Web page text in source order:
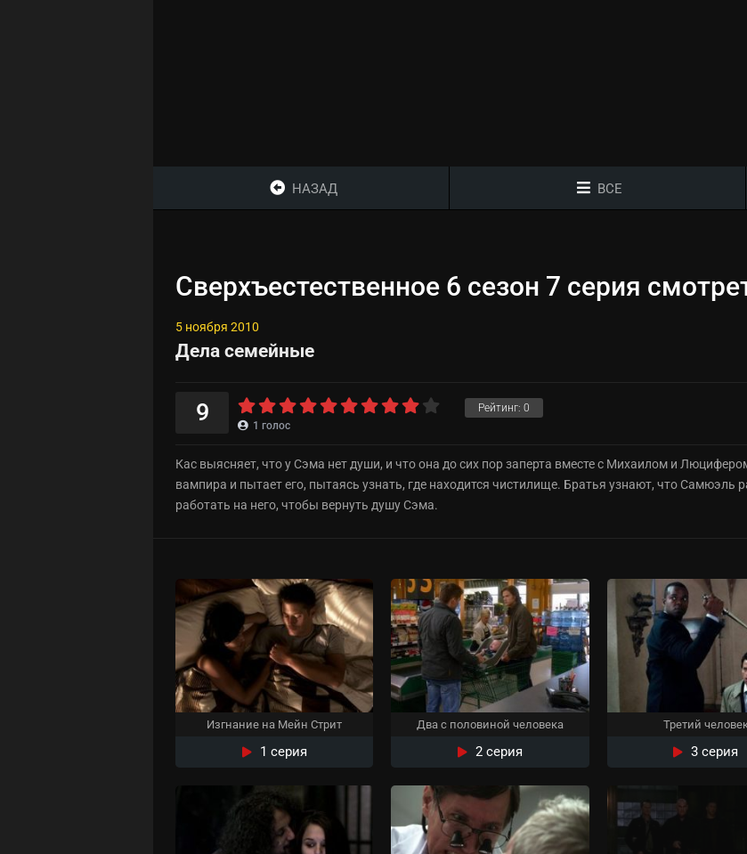
НАЗАД ВСЕ
Сверхъестественное 6 сезон 7 серия
5 ноября 2010
Дела семейные
Рейтинг: 0
9 1 голос
Кас выясняет, что у Сэма нет души, и что она до сих пор заперта вместе с Михаилом и
вампира и пытает его, пытаясь узнать, где находится чистилище. Братья узнают, что Самюэль
работать на него, чтобы вернуть душу Сэма.
Изгнание на Мейн Стрит
1 серия
Два с половиной человека
2 серия
Третий
3 серия